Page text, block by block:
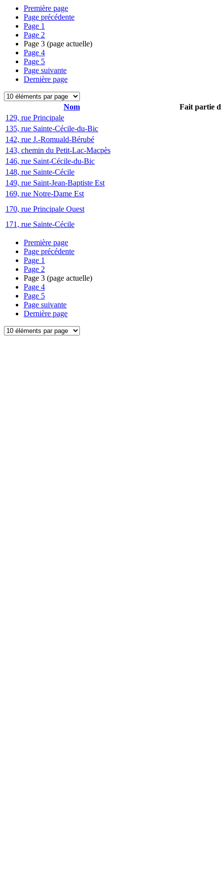
Première page
Page précédente
Page 1
Page 2
Page 3 (page actuelle)
Page 4
Page 5
Page suivante
Dernière page
Nom
Fait partie
129, rue Principale
135, rue Sainte-Cécile-du-Bic
142, rue J.-Romuald-Bérubé
143, chemin du Petit-Lac-Macpès
146, rue Saint-Cécile-du-Bic
148, rue Sainte-Cécile
149, rue Saint-Jean-Baptiste Est
169, rue Notre-Dame Est
170, rue Principale Ouest
171, rue Sainte-Cécile
Première page
Page précédente
Page 1
Page 2
Page 3 (page actuelle)
Page 4
Page 5
Page suivante
Dernière page